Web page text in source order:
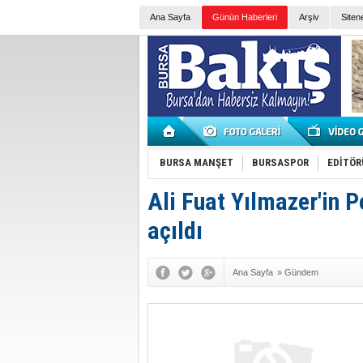
Ana Sayfa Günün Haberleri Arşiv
BURSA MANŞET BURSASPOR
Ali Fuat Yılmazer'in
açıldı
Ana Sayfa » Gündem